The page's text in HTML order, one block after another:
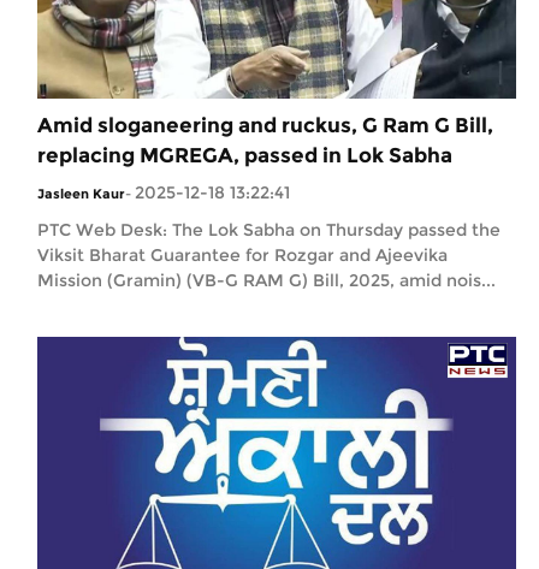
Amid sloganeering and ruckus, G Ram G Bill,
replacing MGREGA, passed in Lok Sabha
Jasleen Kaur- 2025-12-18 13:22:41
PTC Web Desk: The Lok Sabha on Thursday passed the
Viksit Bharat Guarantee for Rozgar and Ajeevika
Mission (Gramin) (VB-G RAM G) Bill, 2025, amid nois...